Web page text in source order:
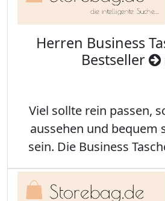
Herren Business
Bestseller
Viel sollte rein passen,
aussehen und bequem
sein. Die Business